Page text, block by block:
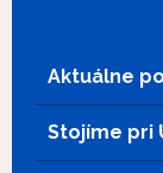
Aktuálne
Stojíme pri